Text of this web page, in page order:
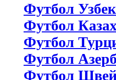
Футбол
Футбол
Футбол
Футбол
Футбол